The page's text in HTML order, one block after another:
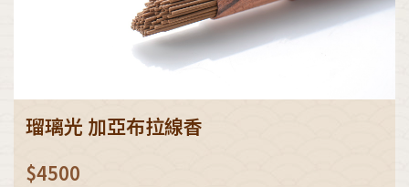
瑠璃光 加亞布拉線香
$4500